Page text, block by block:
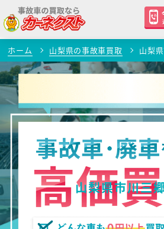
ホーム 山梨県の事故車買取 山梨
山梨県市川三